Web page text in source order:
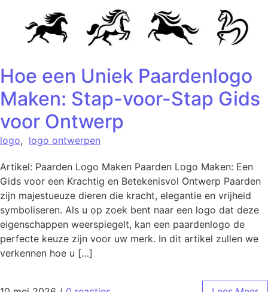
Hoe een Uniek Paardenlogo
Maken: Stap-voor-Stap Gids
voor Ontwerp
logo, logo ontwerpen
Artikel: Paarden Logo Maken Paarden Logo Maken: Een
Gids voor een Krachtig en Betekenisvol Ontwerp Paarden
zijn majestueuze dieren die kracht, elegantie en vrijheid
symboliseren. Als u op zoek bent naar een logo dat deze
eigenschappen weerspiegelt, kan een paardenlogo de
perfecte keuze zijn voor uw merk. In dit artikel zullen we
verkennen hoe u […]